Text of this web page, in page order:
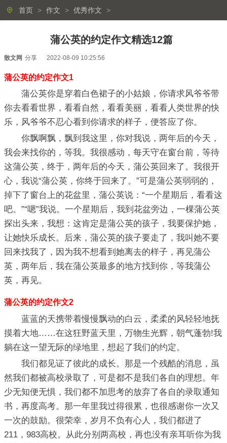
首页 > 作文 > 优秀作文 >
蒲公英的约定作文精选12篇
散文网 分享 2022-08-09 10:25:56
蒲公英的约定作文1
蒲公英你是穿着白色裙子的小姑娘，你请求风爷爷带
你去看看世界，看看自然，看看美丽，看看人类世界的快
乐，风爷爷不忍心看到你请求的样子，便答应了你。
你飘啊飘，飘到我这里，你对我说，两年后的今天，
我会来找你的，等我。我很感动，每天守在窗台前，等待
这蒲公英，终于，两年后的今天，蒲公英回来了。我很开
心，我说“蒲公英，你终于回来了。”可是蒲公英弱弱的，
掉下了窗台上的花盆里，蒲公英说：“一个星期后，看看这
吧。”“嗯”我说。一个星期后，我到花盆旁边，一棵蒲公英
探出头来，我想：这肯定是蒲公英的孩子，我要保护她，
让她快乐成长。后来，蒲公英的孩子要走了，我叫她不要
回来找我了，因为我不想看到她离去的样子，再见蒲公
英，两年后，我在蒲公英最多的地方找到你，等我蒲公
英，再见。
蒲公英的约定作文2
蓝蓝的天携带着慢慢飘动的白云，柔柔的风轻轻地抚
摸着大地……在这狂野蓝天里，万物生光辉，朝气蓬勃!我
躺在这一望无际的绿地里，想起了我们的约定。
我们都见证了彼此的成长。那是一个残酷的消息，虽
然我们都被高校录取了，可是都不是我们各自的理想。年
少无知便无惧，我们都不加思考的放弃了各自的录取通知
书，再度高考。那一年里我过得很累，也很感谢你一次又
一次的鼓励。很荣幸，岁月不负有心人，我们都进了
211，983高校。从此分别两高校，再也没有亲耳听你为我